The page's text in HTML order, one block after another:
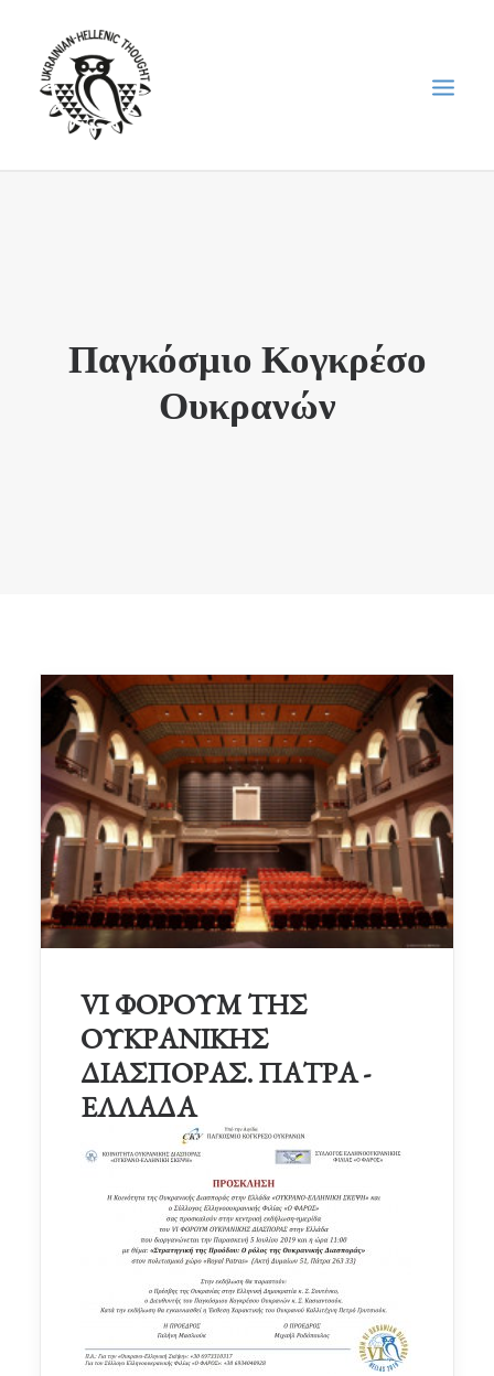
ПРО НАС
“ВІСНИК”/”ΑΓΓΕΛΙΑΦΌΡΟΣ”
Παγκόσμιο Κογκρέσο
Ουκρανών
VI ΦΟΡΟΥΜ ΤΗΣ
ΟΥΚΡΑΝΙΚΗΣ
ΔΙΑΣΠΟΡΑΣ. ΠΑΤΡΑ -
ΕΛΛΑΔΑ